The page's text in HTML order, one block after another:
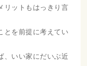
リットもはっきり言
とを前提に考えてい
、いい家にだいぶ近